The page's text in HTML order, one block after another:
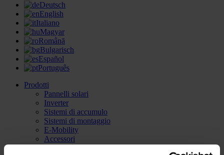
Deutsch
English
Italiano
Magyar
Română
Bulgarisch
Español
Português
Prodotti
Pannelli solari
Inverter
Sistemi di accumulo
Sistemi di montaggio
E-Mobility
Accessori